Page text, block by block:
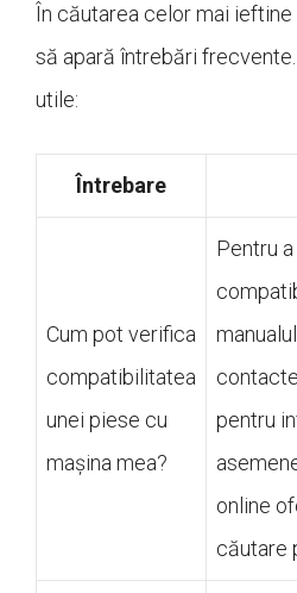
În căutarea celor mai
să apară întrebări
utile:
Întrebare
Cum pot verifica
compatibilitatea
unei piese cu
mașina mea?
Pentru
pentru
online
căutare